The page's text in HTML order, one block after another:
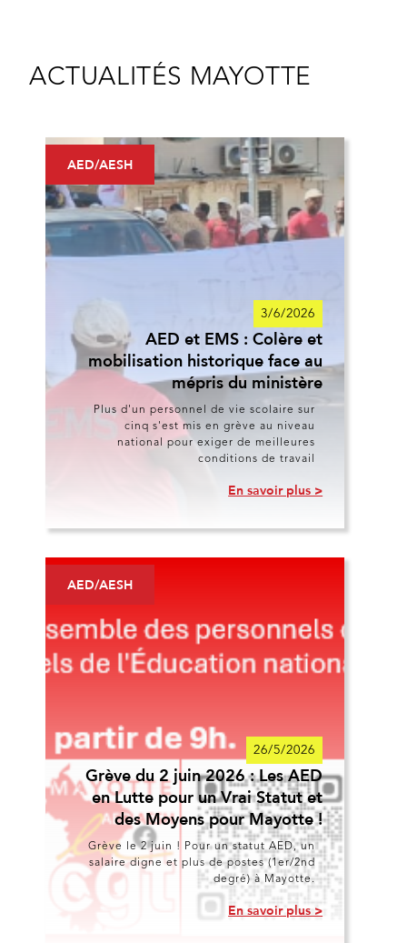
ACTUALITÉS MAYOTTE
AED/AESH
3/6/2026
AED et EMS : Colère et
mobilisation historique face au
mépris du ministère
Plus d'un personnel de vie scolaire sur
cinq s'est mis en grève au niveau
national pour exiger de meilleures
conditions de travail
En savoir plus >
AED/AESH
26/5/2026
Grève du 2 juin 2026 : Les AED
en Lutte pour un Vrai Statut et
des Moyens pour Mayotte !
Grève le 2 juin ! Pour un statut AED, un
salaire digne et plus de postes (1er/2nd
degré) à Mayotte.
En savoir plus >